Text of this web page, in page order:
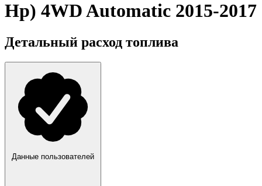
Hp) 4WD Automatic 2015-2017
Детальный расход топлива
Данные пользователей